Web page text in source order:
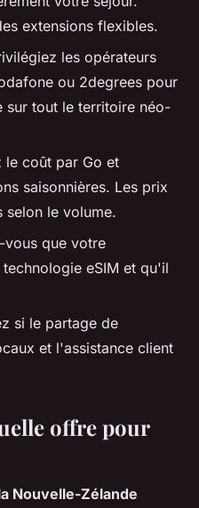
extensions flexibles.
les opérateurs
ou 2degrees pour
sur tout le territoire néo-
le coût par Go et
saisonnières. Les prix
selon le volume.
vous que votre
eSIM et qu'il
si le partage de
et l'assistance client
offre pour
Nouvelle-Zélande